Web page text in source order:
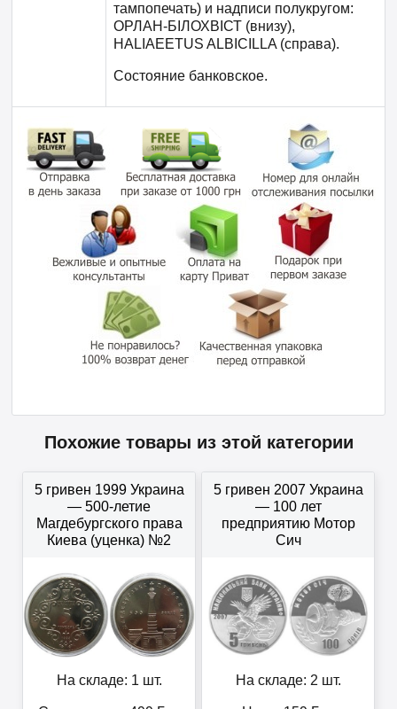
тампопечать) и надписи полукругом:
ОРЛАН-БІЛОХВІСТ (внизу),
HALIAEETUS ALBICILLA (справа).
Состояние банковское.
Похожие товары из этой категории
5 гривен 1999 Украина
— 500-летие
Магдебургского права
Киева (уценка) №2
На складе: 1 шт.
5 гривен 2007 Украина
— 100 лет
предприятию Мотор
Сич
На складе: 2 шт.